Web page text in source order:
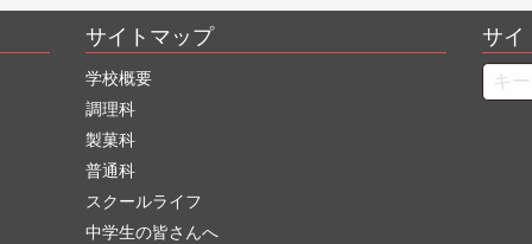
サイトマップ
学校概要
調理科
製菓科
普通科
スクールライフ
中学生の皆さんへ
サイ
Search